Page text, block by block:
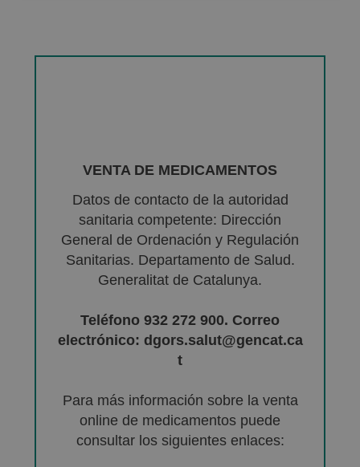
VENTA DE MEDICAMENTOS
Datos de contacto de la autoridad
sanitaria competente: Dirección
General de Ordenación y Regulación
Sanitarias. Departamento de Salud.
Generalitat de Catalunya.
Teléfono 932 272 900. Correo
electrónico: dgors.salut@gencat.ca
t
Para más información sobre la venta
online de medicamentos puede
consultar los siguientes enlaces: